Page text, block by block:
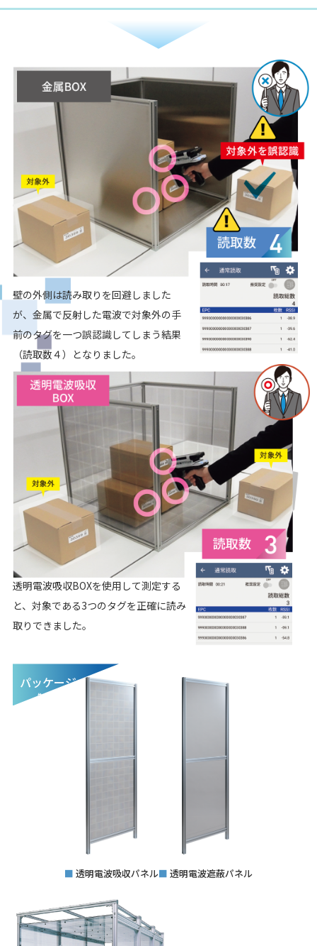
壁の外側は読み取りを回避しました
が、 金属で反射した電波で対象外の手
前のタグを一つ誤認識してしまう結果
（読取数４）となりました。
透明電波吸収BOXを使用して測定する
と、対象である3つのタグを正確に読み
取りできました。
パッケージ
製品
■ 透明電波吸収パネル■ 透明電波遮蔽パネル